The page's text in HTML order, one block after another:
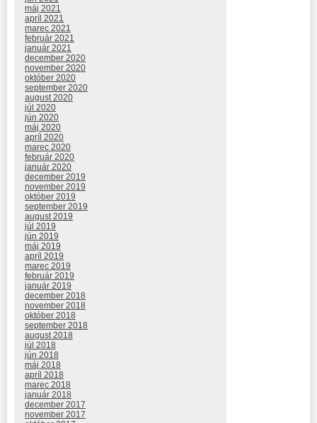
máj 2021
apríl 2021
marec 2021
február 2021
január 2021
december 2020
november 2020
október 2020
september 2020
august 2020
júl 2020
jún 2020
máj 2020
apríl 2020
marec 2020
február 2020
január 2020
december 2019
november 2019
október 2019
september 2019
august 2019
júl 2019
jún 2019
máj 2019
apríl 2019
marec 2019
február 2019
január 2019
december 2018
november 2018
október 2018
september 2018
august 2018
júl 2018
jún 2018
máj 2018
apríl 2018
marec 2018
január 2018
december 2017
november 2017